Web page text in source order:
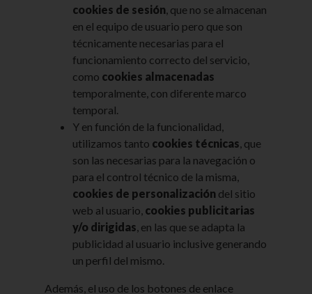
cookies de sesión, que no se almacenan
en el equipo de usuario pero que son
técnicamente necesarias para el
funcionamiento correcto del servicio,
como cookies almacenadas
temporalmente, con diferente marco
temporal.
Y en función de la funcionalidad,
utilizamos tanto cookies técnicas, que
son las necesarias para la navegación o
para el control técnico de la misma,
cookies de personalización del sitio
web al usuario, cookies publicitarias
y/o dirigidas, en las que se adapta la
publicidad al usuario inclusive generando
un perfil del mismo.
Además, el uso de los botones de enlace